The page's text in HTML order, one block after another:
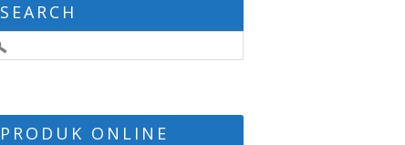
SEARCH
PRODUK ONLINE